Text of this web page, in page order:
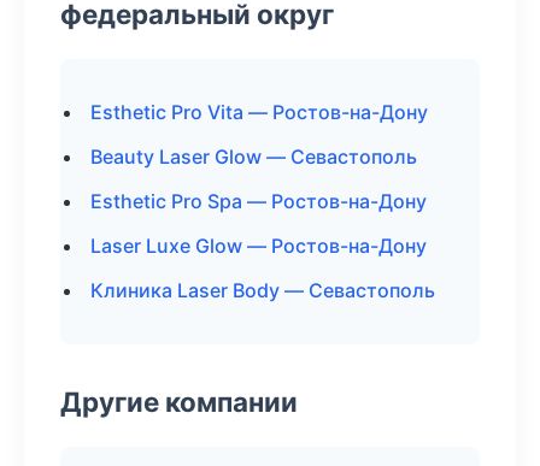
федеральный округ
Esthetic Pro Vita — Ростов-на-Дону
Beauty Laser Glow — Севастополь
Esthetic Pro Spa — Ростов-на-Дону
Laser Luxe Glow — Ростов-на-Дону
Клиника Laser Body — Севастополь
Другие компании